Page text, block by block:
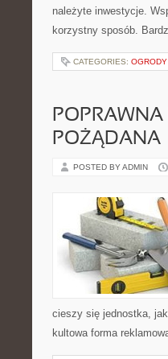
należyte inwestycje.
korzystny sposób.
CATEGORIES:
POŻĄDANA
POSTED BY ADMIN
cieszy się jednostka,
kultowa forma